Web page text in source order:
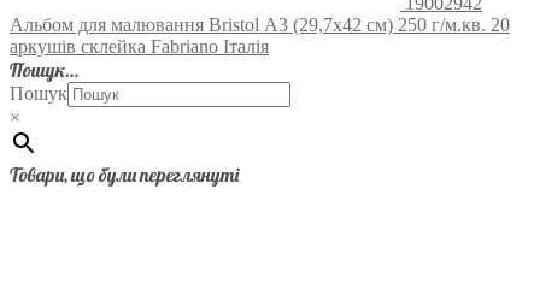
Альбом для малювання Bristol А3 (29,7х42 см) 250 г/м.кв. 20
аркушів склейка Fabriano Італія
Пошук…
Пошук
×
Товари, що були переглянуті